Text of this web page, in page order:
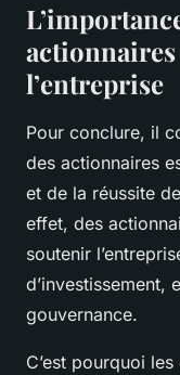
l’entreprise
Pour conclure, il
des actionnaires
et de la réussite
effet, des
soutenir
d’investissement,
gouvernance.
C’est pourquoi